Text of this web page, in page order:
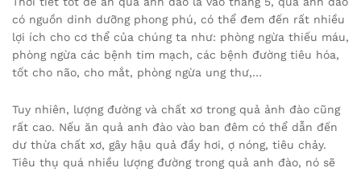
có nguồn dinh dưỡng phong phú, có thể đem đến rất nhiều
lợi ích cho cơ thể của chúng ta như: phòng ngừa thiếu máu,
phòng ngừa các bệnh tim mạch, các bệnh đường tiêu hóa,
tốt cho não, cho mắt, phòng ngừa ung thư,…
Tuy nhiên, lượng đường và chất xơ trong quả ảnh đào cũng
rất cao. Nếu ăn quả anh đào vào ban đêm có thể dẫn đến
dư thừa chất xơ, gây hậu quả đầy hơi, ợ nóng, tiêu chảy.
Tiêu thụ quá nhiều lượng đường trong quả anh đào, nó sẽ